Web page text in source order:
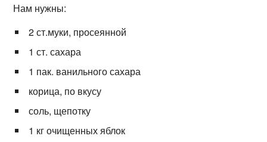
Нам нужны:
2 ст.муки, просеянной
1 ст. сахара
1 пак. ванильного сахара
корица, по вкусу
соль, щепотку
1 кг очищенных яблок